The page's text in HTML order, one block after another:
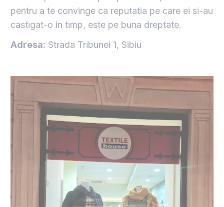
pentru a te convinge ca reputatia pe care ei si-au
castigat-o in timp, este pe buna dreptate.
Adresa: Strada Tribunei 1, Sibiu